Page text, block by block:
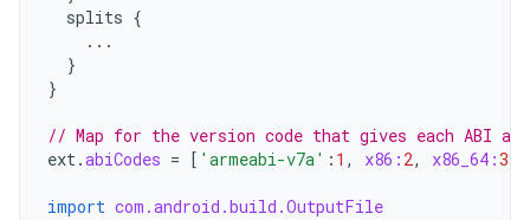
splits {
...
}
}
// Map for the version code that gives each ABI a
ext.abiCodes = [ 'armeabi-v7a' : 1 , x86: 2, x86_64:3
import com.android.build.OutputFile